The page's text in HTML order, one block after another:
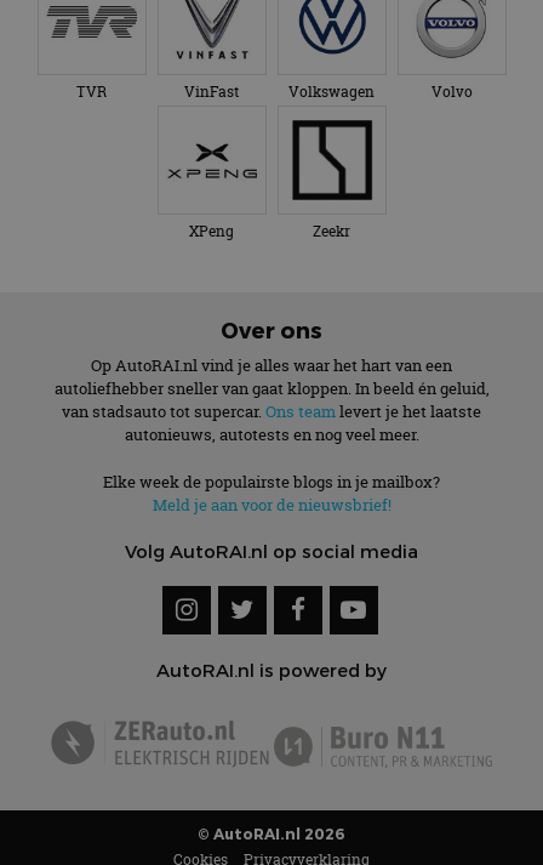
TVR VinFast Volkswagen Volvo
XPeng Zeekr
Over ons
Op AutoRAI.nl vind je alles waar het hart van een
autoliefhebber sneller van gaat kloppen. In beeld én geluid,
van stadsauto tot supercar. Ons teamlevert je het laatste
autonieuws, autotests en nog veel meer.
Elke week de populairste blogs in je mailbox?
Meld je aan voor de nieuwsbrief!
Volg AutoRAI.nl op social media
AutoRAI.nl is powered by
© AutoRAI.nl 2026
Cookies Privacyverklaring